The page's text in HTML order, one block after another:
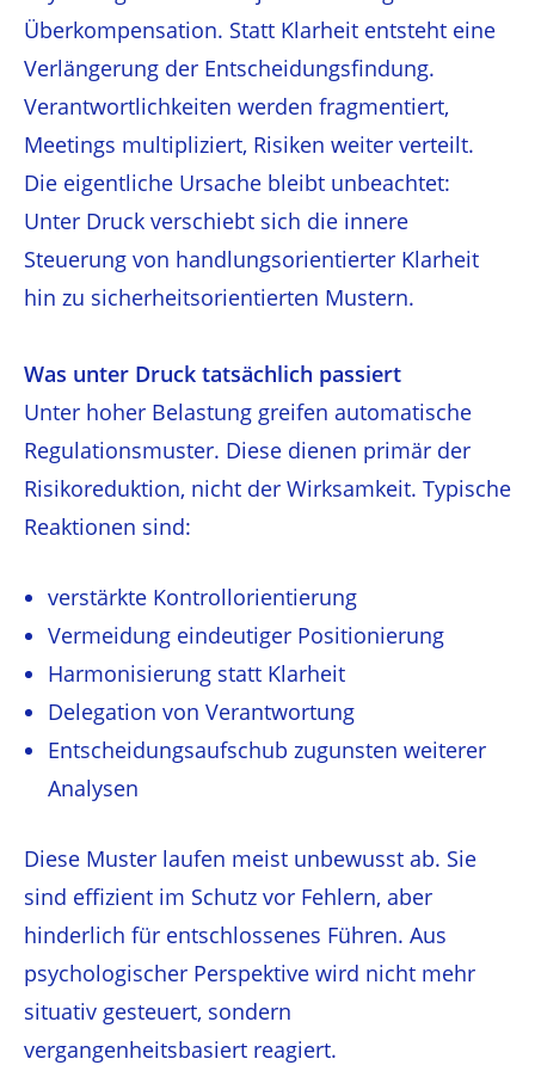
Überkompensation. Statt Klarheit entsteht eine
Verlängerung der Entscheidungsfindung.
Verantwortlichkeiten werden fragmentiert,
Meetings multipliziert, Risiken weiter verteilt.
Die eigentliche Ursache bleibt unbeachtet:
Unter Druck verschiebt sich die innere
Steuerung von handlungsorientierter Klarheit
hin zu sicherheitsorientierten Mustern.
Was unter Druck tatsächlich passiert
Unter hoher Belastung greifen automatische
Regulationsmuster. Diese dienen primär der
Risikoreduktion, nicht der Wirksamkeit. Typische
Reaktionen sind:
verstärkte Kontrollorientierung
Vermeidung eindeutiger Positionierung
Harmonisierung statt Klarheit
Delegation von Verantwortung
Entscheidungsaufschub zugunsten weiterer
Analysen
Diese Muster laufen meist unbewusst ab. Sie
sind effizient im Schutz vor Fehlern, aber
hinderlich für entschlossenes Führen. Aus
psychologischer Perspektive wird nicht mehr
situativ gesteuert, sondern
vergangenheitsbasiert reagiert.